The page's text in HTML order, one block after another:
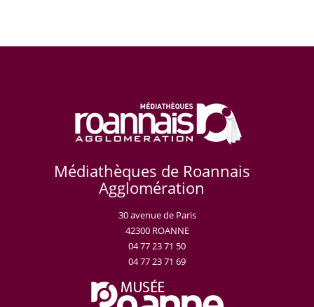
Médiathèques de Roannais
Agglomération
30 avenue de Paris
42300 ROANNE
04 77 23 71 50
04 77 23 71 69